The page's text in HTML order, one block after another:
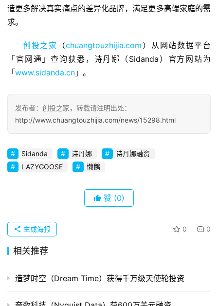
资
报
商
业
察
初
业
购
组
公
登录
投稿
造更多解决真实痛点的差异化品牌，满足更多高端家庭的需
求。
创投之家 （chuangtouzhijia.com ）从网站数据平台
「官网通」查询获悉，诗丹娜（Sidanda）官方网站为
「www.sidanda.cn 」。
发布者：创投之家，转载请注明出处：
http://www.chuangtouzhijia.com/news/15298.html
Sidanda 诗丹娜
诗丹娜融资
LAZYGOOSE
懒鹅
赞 (0)
0 0
生成海报
相关推荐
造梦时空（Dream Time）获得千万级天使轮投资